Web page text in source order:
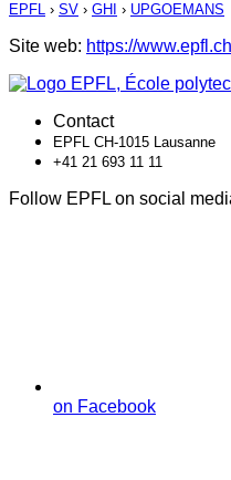
EPFL › SV › GHI › UPGOEMANS
Site web: https://
Contact
EPFL CH-1015 Lausanne
+41 21 693 11 11
Follow EPFL on social
on Facebook